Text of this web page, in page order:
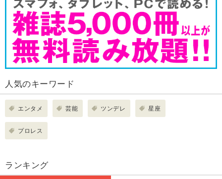
人気のキーワード
エンタメ 芸能 ツンデレ 星座
プロレス
ランキング